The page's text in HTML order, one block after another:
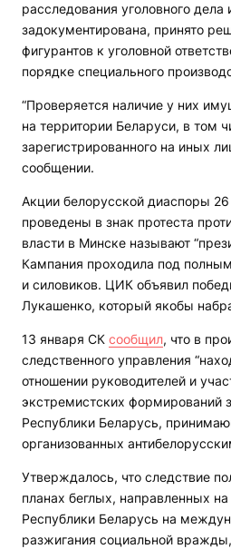
расследования уголовного дела
задокументирована, принято
фигурантов к уголовной
порядке специального
“Проверяется наличие у них
на территории Беларуси, в том
зарегистрированного на иных
сообщении.
Акции белорусской диаспоры
проведены в знак протеста
власти в Минске называют
Кампания проходила под
и силовиков. ЦИК объявил
Лукашенко, который якобы
13 января СК сообщил, что в
следственного управления
отношении руководителей и
экстремистских формирований
Республики Беларусь,
организованных
Утверждалось, что следствие
планах беглых, направленных
Республики Беларусь на
разжигания социальной